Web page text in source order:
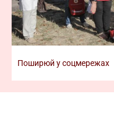
Поширюй у соцмережах
Запрошуємо всіх,
команди.
Дізнатися